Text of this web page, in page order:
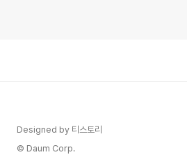
Designed by 티스토리
© Daum Corp.